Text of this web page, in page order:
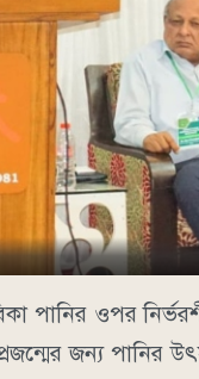
পানির ওপর
জন্য